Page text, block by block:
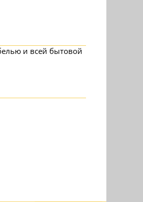
и всей бытовой